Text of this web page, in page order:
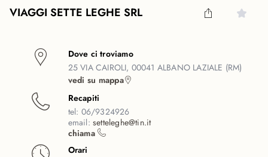
VIAGGI SETTE LEGHE SRL
Dove ci troviamo
25 VIA CAIROLI, 00041 ALBANO LAZIALE (RM)
vedi su mappa
Recapiti
tel: 06/9324926
email: setteleghe@tin.it
chiama
Orari